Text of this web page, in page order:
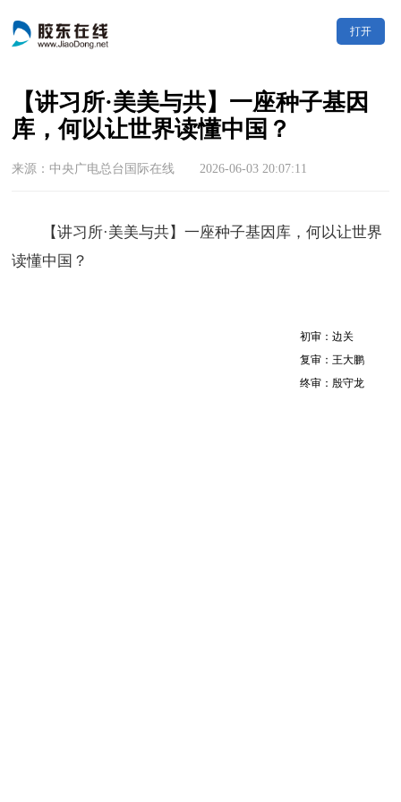
打开
【讲习所·美美与共】一座种子基因
库，何以让世界读懂中国？
来源：中央广电总台国际在线 2026-06-03 20:07:11
【讲习所·美美与共】一座种子基因库，何以让世界
读懂中国？
初审：边关
复审：王大鹏
终审：殷守龙